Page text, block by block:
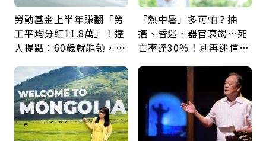
勞動基金上半年賺翻「勞
工平均分紅11.8萬」！達
人提點：60歲就能領，重
「熱中暑」多可怕？抽
搐、昏迷、器官衰竭…死
亡率達30％！別再迷信
5招才能真救命